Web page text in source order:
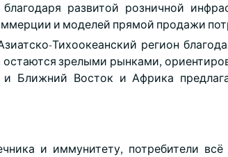
развитой розничной
и моделей прямой продажи
Тихоокеанский регион
зрелыми рынками,
Ближний Восток и Африка
и иммунитету, потребители